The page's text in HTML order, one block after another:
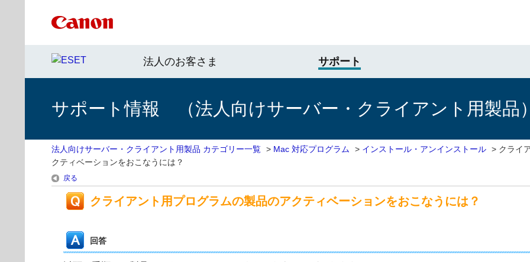
法人のお客さま サポート
サポート情報 （法人向けサーバー・クライアント用製品
法人向けサーバー・クライアント用製品 カテゴリー一覧 > Mac 対応プログラム > インストール・アンインストール > クライ
クティベーションをおこなうには？
戻る
クライアント用プログラムの製品のアクティベーションをおこなうには？
回答